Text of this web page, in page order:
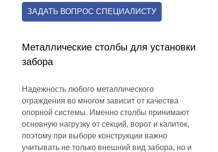
ЗАДАТЬ ВОПРОС СПЕЦИАЛИСТУ
Металлические столбы для установки
забора
Надежность любого металлического
ограждения во многом зависит от качества
опорной системы. Именно столбы принимают
основную нагрузку от секций, ворот и калиток,
поэтому при выборе конструкции важно
учитывать не только внешний вид забора, но и